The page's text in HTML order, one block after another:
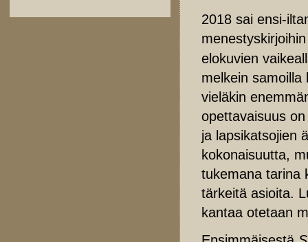
2018 sai ensi-
elokuvien
melkein
vieläkin
opettavaisuus
ja lapsikatsojien
kokonaisuutta,
tukemana tarina
tärkeitä asioita.
kantaa otetaan